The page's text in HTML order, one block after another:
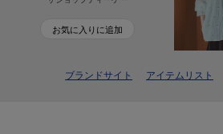
お気に入りに追加
ブランドサイト アイテムリスト